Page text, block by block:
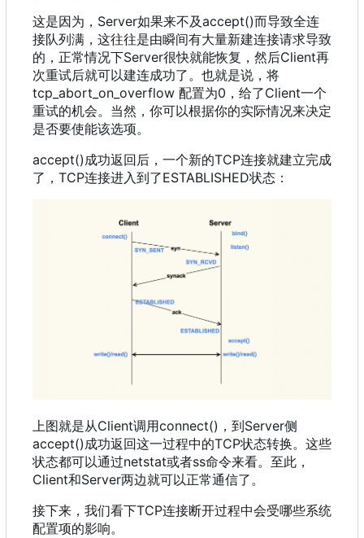
这是因为 ， Server如果来不及accept()而导致全连
接队列满 ， 这往往是由瞬间有大量新建连接请求导致
的 ， 正常情况下Server很快就能恢复 ， 然后Client再
次重试后就可以建连成功了。也就是说 ， 将
tcp_abort_on_overflow 配置为0 ， 给了Client一个
重试的机会。当然 ， 你可以根据你的实际情况来决定
是否要使能该选项。
accept()成功返回后 ， 一个新的TCP连接就建立完成
了 ， TCP连接进入到了ESTABLISHED状态 ：
上图就是从Client调用connect() ， 到Server侧
accept()成功返回这一过程中的TCP状态转换。这些
状态都可以通过netstat或者ss命令来看。至此 ，
Client和Server两边就可以正常通信了。
接下来 ， 我们看下TCP连接断开过程中会受哪些系统
配置项的影响。